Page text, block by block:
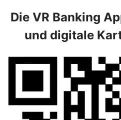
Die VR Banking
und digitale